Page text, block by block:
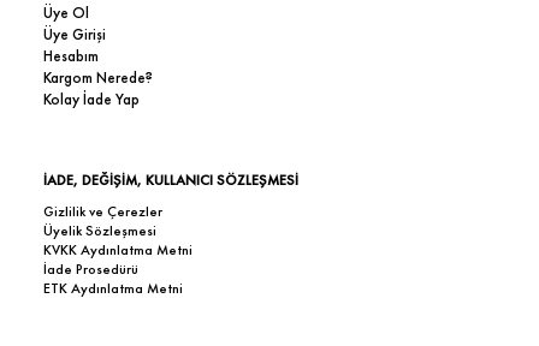
Üye Ol
Üye Girişi
Hesabım
Kargom Nerede?
Kolay İade Yap
İADE, DEĞİŞİM, KULLANICI SÖZLEŞMESİ
Gizlilik ve Çerezler
Üyelik Sözleşmesi
KVKK Aydınlatma Metni
İade Prosedürü
ETK Aydınlatma Metni